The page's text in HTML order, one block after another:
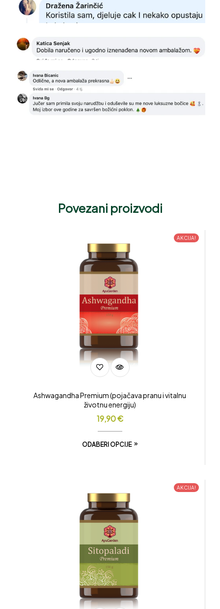
Povezani proizvodi
AKCIJA!
Ashwagandha Premium (pojačava pranu i vitalnu
životnu energiju)
19,90€
ODABERI OPCIJE
AKCIJA!